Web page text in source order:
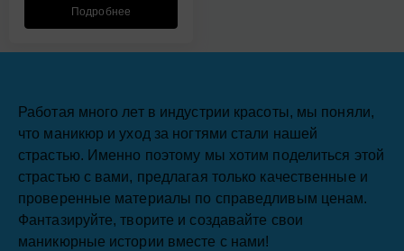
Подробнее
Работая много лет в индустрии красоты, мы поняли,
что маникюр и уход за ногтями стали нашей
страстью. Именно поэтому мы хотим поделиться этой
страстью с вами, предлагая только качественные и
проверенные материалы по справедливым ценам.
Фантазируйте, творите и создавайте свои
маникюрные истории вместе с нами!